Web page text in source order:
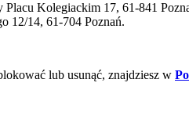
Kolegiackim 17, 61-841
12/14, 61-704 Poznań.
lub usunąć, znajdziesz w